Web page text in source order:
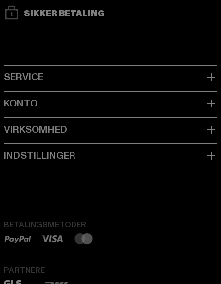
SIKKER BETALING
BETALINGSMETODER
PARTNERE